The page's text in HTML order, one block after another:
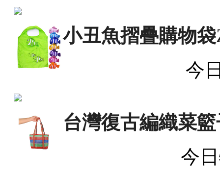
小丑魚摺疊購物袋
今
台灣復古編織菜
今